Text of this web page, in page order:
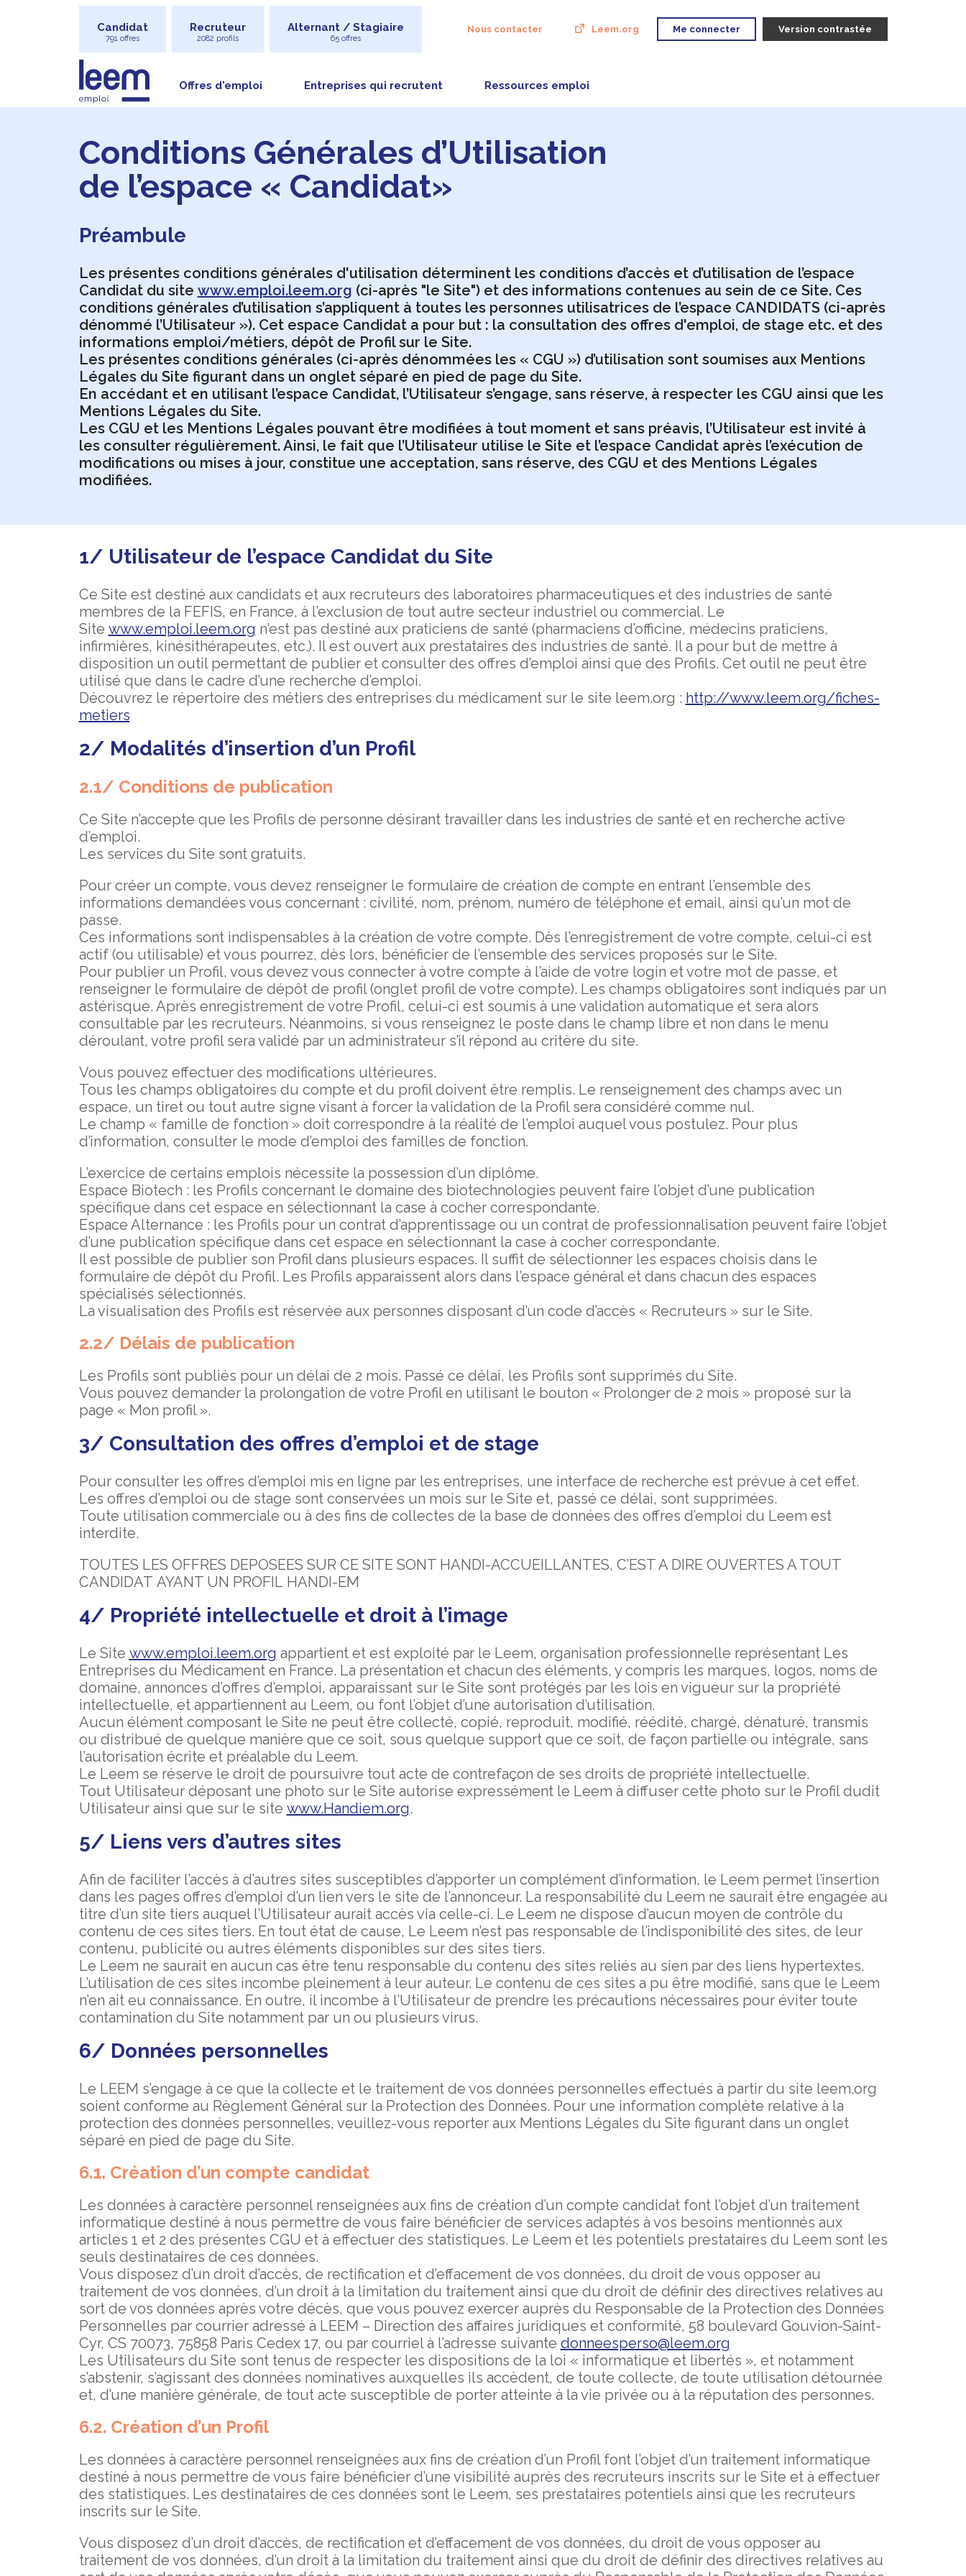
Candidat
791 offres
Recruteur
2082 profils
Alternant / Stagiaire
65 offres
Nous contacter Leem.org Me connecter Version contrastée
Offres d'emploi Entreprises qui recrutent Ressources emploi
Conditions Générales d’Utilisation
de l’espace « Candidat»
Préambule
Les présentes conditions générales d'utilisation déterminent les conditions d’accès et d’utilisation de l’espace
Candidat du site www.emploi.leem.org (ci-après "le Site") et des informations contenues au sein de ce Site. Ces
conditions générales d’utilisation s’appliquent à toutes les personnes utilisatrices de l’espace CANDIDATS (ci-après
dénommé l’Utilisateur »). Cet espace Candidat a pour but : la consultation des offres d'emploi, de stage etc. et des
informations emploi/métiers, dépôt de Profil sur le Site.
Les présentes conditions générales (ci-après dénommées les « CGU ») d’utilisation sont soumises aux Mentions
Légales du Site figurant dans un onglet séparé en pied de page du Site.
En accédant et en utilisant l’espace Candidat, l’Utilisateur s’engage, sans réserve, à respecter les CGU ainsi que les
Mentions Légales du Site.
Les CGU et les Mentions Légales pouvant être modifiées à tout moment et sans préavis, l’Utilisateur est invité à
les consulter régulièrement. Ainsi, le fait que l’Utilisateur utilise le Site et l’espace Candidat après l’exécution de
modifications ou mises à jour, constitue une acceptation, sans réserve, des CGU et des Mentions Légales
modifiées.
1/ Utilisateur de l’espace Candidat du Site
Ce Site est destiné aux candidats et aux recruteurs des laboratoires pharmaceutiques et des industries de santé
membres de la FEFIS, en France, à l’exclusion de tout autre secteur industriel ou commercial. Le
Site www.emploi.leem.org n’est pas destiné aux praticiens de santé (pharmaciens d’officine, médecins praticiens,
infirmières, kinésithérapeutes, etc.). Il est ouvert aux prestataires des industries de santé. Il a pour but de mettre à
disposition un outil permettant de publier et consulter des offres d’emploi ainsi que des Profils. Cet outil ne peut être
utilisé que dans le cadre d’une recherche d’emploi.
Découvrez le répertoire des métiers des entreprises du médicament sur le site leem.org : http://www.leem.org/fiches-
metiers
2/ Modalités d’insertion d’un Profil
2.1/ Conditions de publication
Ce Site n’accepte que les Profils de personne désirant travailler dans les industries de santé et en recherche active
d’emploi.
Les services du Site sont gratuits.
Pour créer un compte, vous devez renseigner le formulaire de création de compte en entrant l’ensemble des
informations demandées vous concernant : civilité, nom, prénom, numéro de téléphone et email, ainsi qu’un mot de
passe.
Ces informations sont indispensables à la création de votre compte. Dès l’enregistrement de votre compte, celui-ci est
actif (ou utilisable) et vous pourrez, dès lors, bénéficier de l’ensemble des services proposés sur le Site.
Pour publier un Profil, vous devez vous connecter à votre compte à l’aide de votre login et votre mot de passe, et
renseigner le formulaire de dépôt de profil (onglet profil de votre compte). Les champs obligatoires sont indiqués par un
astérisque. Après enregistrement de votre Profil, celui-ci est soumis à une validation automatique et sera alors
consultable par les recruteurs. Néanmoins, si vous renseignez le poste dans le champ libre et non dans le menu
déroulant, votre profil sera validé par un administrateur s’il répond au critère du site.
Vous pouvez effectuer des modifications ultérieures.
Tous les champs obligatoires du compte et du profil doivent être remplis. Le renseignement des champs avec un
espace, un tiret ou tout autre signe visant à forcer la validation de la Profil sera considéré comme nul.
Le champ « famille de fonction » doit correspondre à la réalité de l’emploi auquel vous postulez. Pour plus
d’information, consulter le mode d’emploi des familles de fonction.
L’exercice de certains emplois nécessite la possession d’un diplôme.
Espace Biotech : les Profils concernant le domaine des biotechnologies peuvent faire l’objet d’une publication
spécifique dans cet espace en sélectionnant la case à cocher correspondante.
Espace Alternance : les Profils pour un contrat d’apprentissage ou un contrat de professionnalisation peuvent faire l’objet
d’une publication spécifique dans cet espace en sélectionnant la case à cocher correspondante.
Il est possible de publier son Profil dans plusieurs espaces. Il suffit de sélectionner les espaces choisis dans le
formulaire de dépôt du Profil. Les Profils apparaissent alors dans l’espace général et dans chacun des espaces
spécialisés sélectionnés.
La visualisation des Profils est réservée aux personnes disposant d’un code d’accès « Recruteurs » sur le Site.
2.2/ Délais de publication
Les Profils sont publiés pour un délai de 2 mois. Passé ce délai, les Profils sont supprimés du Site.
Vous pouvez demander la prolongation de votre Profil en utilisant le bouton « Prolonger de 2 mois » proposé sur la
page « Mon profil ».
3/ Consultation des offres d’emploi et de stage
Pour consulter les offres d’emploi mis en ligne par les entreprises, une interface de recherche est prévue à cet effet.
Les offres d’emploi ou de stage sont conservées un mois sur le Site et, passé ce délai, sont supprimées.
Toute utilisation commerciale ou à des fins de collectes de la base de données des offres d’emploi du Leem est
interdite.
TOUTES LES OFFRES DEPOSEES SUR CE SITE SONT HANDI-ACCUEILLANTES, C’EST A DIRE OUVERTES A TOUT
CANDIDAT AYANT UN PROFIL HANDI-EM
4/ Propriété intellectuelle et droit à l’image
Le Site www.emploi.leem.org appartient et est exploité par le Leem, organisation professionnelle représentant Les
Entreprises du Médicament en France. La présentation et chacun des éléments, y compris les marques, logos, noms de
domaine, annonces d’offres d’emploi, apparaissant sur le Site sont protégés par les lois en vigueur sur la propriété
intellectuelle, et appartiennent au Leem, ou font l’objet d’une autorisation d’utilisation.
Aucun élément composant le Site ne peut être collecté, copié, reproduit, modifié, réédité, chargé, dénaturé, transmis
ou distribué de quelque manière que ce soit, sous quelque support que ce soit, de façon partielle ou intégrale, sans
l’autorisation écrite et préalable du Leem.
Le Leem se réserve le droit de poursuivre tout acte de contrefaçon de ses droits de propriété intellectuelle.
Tout Utilisateur déposant une photo sur le Site autorise expressément le Leem à diffuser cette photo sur le Profil dudit
Utilisateur ainsi que sur le site www.Handiem.org.
5/ Liens vers d’autres sites
Afin de faciliter l’accès à d’autres sites susceptibles d’apporter un complément d’information, le Leem permet l’insertion
dans les pages offres d’emploi d’un lien vers le site de l’annonceur. La responsabilité du Leem ne saurait être engagée au
titre d’un site tiers auquel l’Utilisateur aurait accès via celle-ci. Le Leem ne dispose d’aucun moyen de contrôle du
contenu de ces sites tiers. En tout état de cause, Le Leem n’est pas responsable de l’indisponibilité des sites, de leur
contenu, publicité ou autres éléments disponibles sur des sites tiers.
Le Leem ne saurait en aucun cas être tenu responsable du contenu des sites reliés au sien par des liens hypertextes.
L’utilisation de ces sites incombe pleinement à leur auteur. Le contenu de ces sites a pu être modifié, sans que le Leem
n’en ait eu connaissance. En outre, il incombe à l’Utilisateur de prendre les précautions nécessaires pour éviter toute
contamination du Site notamment par un ou plusieurs virus.
6/ Données personnelles
Le LEEM s’engage à ce que la collecte et le traitement de vos données personnelles effectués à partir du site leem.org
soient conforme au Règlement Général sur la Protection des Données. Pour une information complète relative à la
protection des données personnelles, veuillez-vous reporter aux Mentions Légales du Site figurant dans un onglet
séparé en pied de page du Site.
6.1. Création d’un compte candidat
Les données à caractère personnel renseignées aux fins de création d’un compte candidat font l’objet d’un traitement
informatique destiné à nous permettre de vous faire bénéficier de services adaptés à vos besoins mentionnés aux
articles 1 et 2 des présentes CGU et à effectuer des statistiques. Le Leem et les potentiels prestataires du Leem sont les
seuls destinataires de ces données.
Vous disposez d’un droit d’accès, de rectification et d’effacement de vos données, du droit de vous opposer au
traitement de vos données, d’un droit à la limitation du traitement ainsi que du droit de définir des directives relatives au
sort de vos données après votre décès, que vous pouvez exercer auprès du Responsable de la Protection des Données
Personnelles par courrier adressé à LEEM – Direction des affaires juridiques et conformité, 58 boulevard Gouvion-Saint-
Cyr, CS 70073, 75858 Paris Cedex 17, ou par courriel à l’adresse suivante donneesperso@leem.org
Les Utilisateurs du Site sont tenus de respecter les dispositions de la loi « informatique et libertés », et notamment
s’abstenir, s’agissant des données nominatives auxquelles ils accèdent, de toute collecte, de toute utilisation détournée
et, d’une manière générale, de tout acte susceptible de porter atteinte à la vie privée ou à la réputation des personnes.
6.2. Création d’un Profil
Les données à caractère personnel renseignées aux fins de création d’un Profil font l’objet d’un traitement informatique
destiné à nous permettre de vous faire bénéficier d’une visibilité auprès des recruteurs inscrits sur le Site et à effectuer
des statistiques. Les destinataires de ces données sont le Leem, ses prestataires potentiels ainsi que les recruteurs
inscrits sur le Site.
Vous disposez d’un droit d’accès, de rectification et d’effacement de vos données, du droit de vous opposer au
traitement de vos données, d’un droit à la limitation du traitement ainsi que du droit de définir des directives relatives au